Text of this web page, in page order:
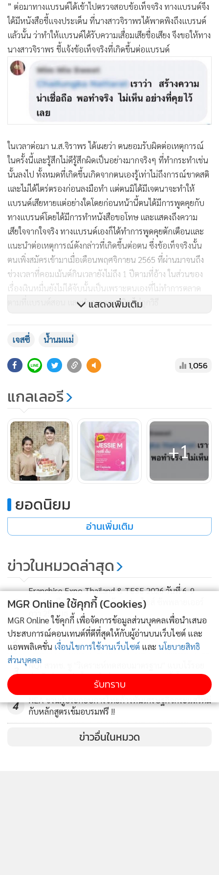
” ต่อมาทางแบรนด์ได้เข้าไปตรวจสอบข้อเท็จจริง ทางแบรนด์จึง
ได้มีหนังสือชี้แจงประเด็น ที่นางสาวจิราพรได้พาดพิงถึงแบรนด์
แล้วนั้น ว่าทำให้แบรนด์ได้รับความเสื่อมเสียชื่อเสียง จึงขอให้ทาง
นางสาวจิราพร ชี้แจ้งข้อเท็จจริงที่เกิดขึ้นต่อแบรนด์
ในเวลาต่อมา น.ส.จิราพร ได้เผยว่า ตนยอมรับผิดต่อเหตุการณ์
ในครั้งนี้และรู้สึกไม่ดีรู้สึกผิดเป็นอย่างมากจริงๆ ที่ทำกระทำเช่น
นั้นลงไป ทั้งหมดที่เกิดขึ้นเกิดจากตนเองรู้เท่าไม่ถึงการณ์ขาดสติ
และไม่ได้ไตร่ตรองก่อนลงมือทำ แต่ตนมิได้มีเจตนาจะทำให้
แบรนด์เสียหายแต่อย่างใดโดยก่อนหน้านี้ตนได้มีการพูดคุยกับ
ทางแบรนด์โดยได้มีการทำหนังสือขอโทษ และแสดงถึงความ
เสียใจจากใจจริง ทางแบรนด์เองก็ได้ทำการพูดคุยตักเตือนและ
แนะนำต่อเหตุการณ์ดังกล่าวที่เกิดขึ้นต่อตน ซึ่งข้อเท็จจริงนั้น
ตนเพิ่งสมัครเข้ามาเมื่อเดือนพฤศจิกายน 2565 ที่ผ่านมาจนถึง
ช่วงเวลาที่คอมเม้นต์กินเวลายังไม่ถึง 1 ปีตามที่อ้าง ในส่วนของ
เรื่องเงินหมื่นยังไม่ได้จับนั้นเป็นเพราะตนเองที่ไม่ทำการตลาด
ตามที่แบรนด์สอน และทำการตลาดผิด ไม่ถูกวิธี
จึงทำให้ไม่มีออเดอร์เข้ามา เหมือนเพื่อนตัวแทนจำหน่ายคน
อื่นๆ เรื่องของที่อ้างว่าขอคืนก็ไม่ให้ความจริงคือตนใช้ระบบฝาก
ส่ง ซึ่งตนทราบดีว่าตนจะไม่ได้ของมาเพื่อสต๊อกส่งเอง ทาง
แบรนด์จะเป็นฝ่ายส่งสินค้าให้ลูกค้าแทนตน และตนไม่ได้แจ้ง
เบิกสินค้ากับทางแบรนด์ หลังจากนั้นตนได้เข้าไปขอยกเลิกการ
เป็นตัวแทนจำหน่าย แต่ตนทราบดีอยู่แล้วว่าการยกเลิกนั้น
สามารถยกเลิกได้แต่การที่ตนไปเรียกร้องเงินคืนนั้น โดยที่ไม่ใช่
ความผิดของแบรนด์เลยนั้นไม่สามารถทำได้และไม่ยุติธรรมกับ
แบรนด์เลย
อนึ่ง แบรนด์เจสซี่มัม คือแบรนด์อาหารเสริมเพิ่มน้ำนมคุณแม่
ที่ทำการตลาดผ่านระบบตัวแทนจำหน่ายแบบชั้นเดียว
(Single Level Marketing) ไม่ใช่ MLM (Multi Level Marketing)
ไม่อนุญาตให้ตัวแทนจำหน่ายรับสมัคร ตัวแทนจำหน่ายเอง เน้น
ขายสินค้าสู่ผู้บริโภคเท่านั้น ด้วยเป้าหมายที่ต้องการให้เด็กไทย
ทุกคนได้เติบโตด้วยน้ำนมแม่ และมีสายสัมพันธ์อันดีในครอบครัว
ทั้งนี้แบรนด์เจสซี่มัม ยังมีระบบสนับสนุนตัวแทนจำหน่ายอีก
หลายอย่างเพื่อช่วย ลดความเสี่ยงในการเริ่มต้นธุรกิจให้ตัวแทน
จำหน่าย และทำให้ตัวแทนจำหน่ายขายสินค้าได้ง่ายที่สุด เช่น มี
สื่อการขาย ให้ใช้กว่า 1000 ชิ้นงาน, ฟรีคอร์สเรียนการตลาดและ
การขายกว่า 40 ชั่วโมงเพื่อพัฒนาศักยภาพตัวแทนจำหน่าย, ติด
ตั้งฟรีระบบตอบแชทอัตโนมัติ, มีระบบฝากส่งและดูแลสินค้า, มี
ที่ปรึกษาการขายดูแล, บริษัททำการตลาดให้แบรนด์ เป็นที่รู้จัก
แสดงเพิ่มเติม
เจสซี่ น้ำนมแม่
1,056
แกลเลอรี
+1
ยอดนิยม
อ่านเพิ่มเติม
ข่าวในหมวดล่าสุด
1
Franchise Expo Thailand & TESE 2026 วันที่ 6-9
ส.ค.69 เมืองทองธานี พบทัพแฟรนไชส์ ซัพพลายเออร์
กว่า 250 บูธ
2
3
NQI สวทช. ชู "วิเคราะห์ทดสอบมาตรฐาน" แบบไร้รอย
ต่อ ตัวช่วย ผปก.ไทย ฝ่าด่านมาตรการ "การค้าโลก"
4
NEA ชวนผู้ประกอบการไทยก้าวทันเศรษฐกิจกระแสใหม่
กับหลักสูตรเข้มอบรมฟรี !!
ข่าวอื่นในหมวด
MGR Online ใช้คุกกี้ (Cookies)
MGR Online ใช้คุกกี้ เพื่อจัดการข้อมูลส่วนบุคคลเพื่อนำเสนอ
ประสบการณ์คอนเทนต์ที่ดีที่สุดให้กับผู้อ่านบนเว็บไซต์ และ
แอพพลิเคชั่น เงื่อนไขการใช้งานเว็บไซต์ และ นโยบายสิทธิ
ส่วนบุคคล
รับทราบ